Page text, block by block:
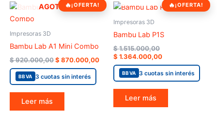
¡OFERTA!
AGOTADO
Impresoras 3D
Bambu Lab A1 Mini Combo
$920.000,00
Original
price
$ 870.000,00
Current
price
BBVA 3 cuotas sin interés
Leer más
¡OFERTA!
Impresoras 3D
Bambu Lab P1S
$1.515.000,00
Original
price
$ 1.364.000,00
Current
price
BBVA 3 cuotas sin interés
Leer más